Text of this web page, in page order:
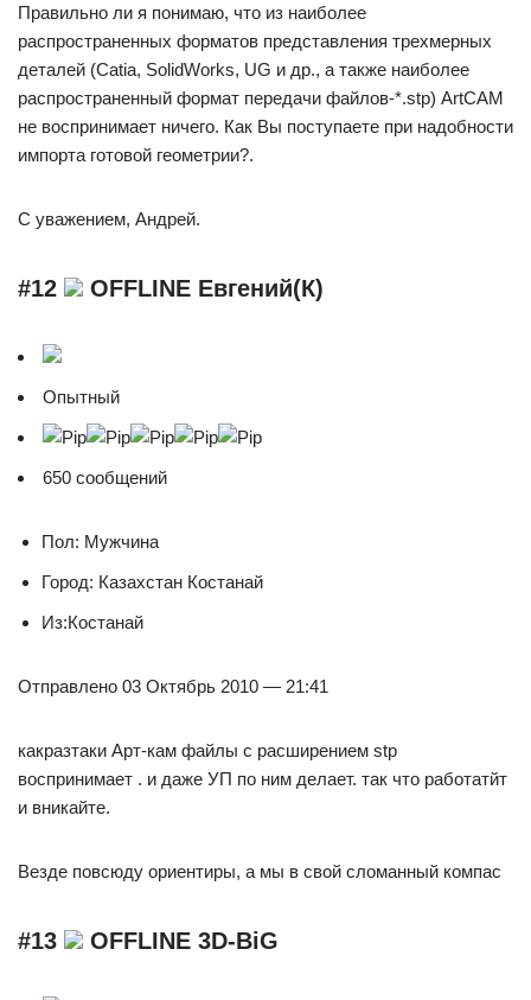
Правильно ли я понимаю, что из наиболее
распространенных форматов представления трехмерных
деталей (Catia, SolidWorks, UG и др., а также наиболее
распространенный формат передачи файлов-*.stp) ArtCAM
не воспринимает ничего. Как Вы поступаете при надобности
импорта готовой геометрии?.
С уважением, Андрей.
#12 OFFLINE Евгений(К)
Опытный
650 сообщений
Пол: Мужчина
Город: Казахстан Костанай
Из:Костанай
Отправлено 03 Октябрь 2010 — 21:41
какразтаки Арт-кам файлы с расширением stp
воспринимает . и даже УП по ним делает. так что работатйт
и вникайте.
Везде повсюду ориентиры, а мы в свой сломанный компас
#13 OFFLINE 3D-BiG